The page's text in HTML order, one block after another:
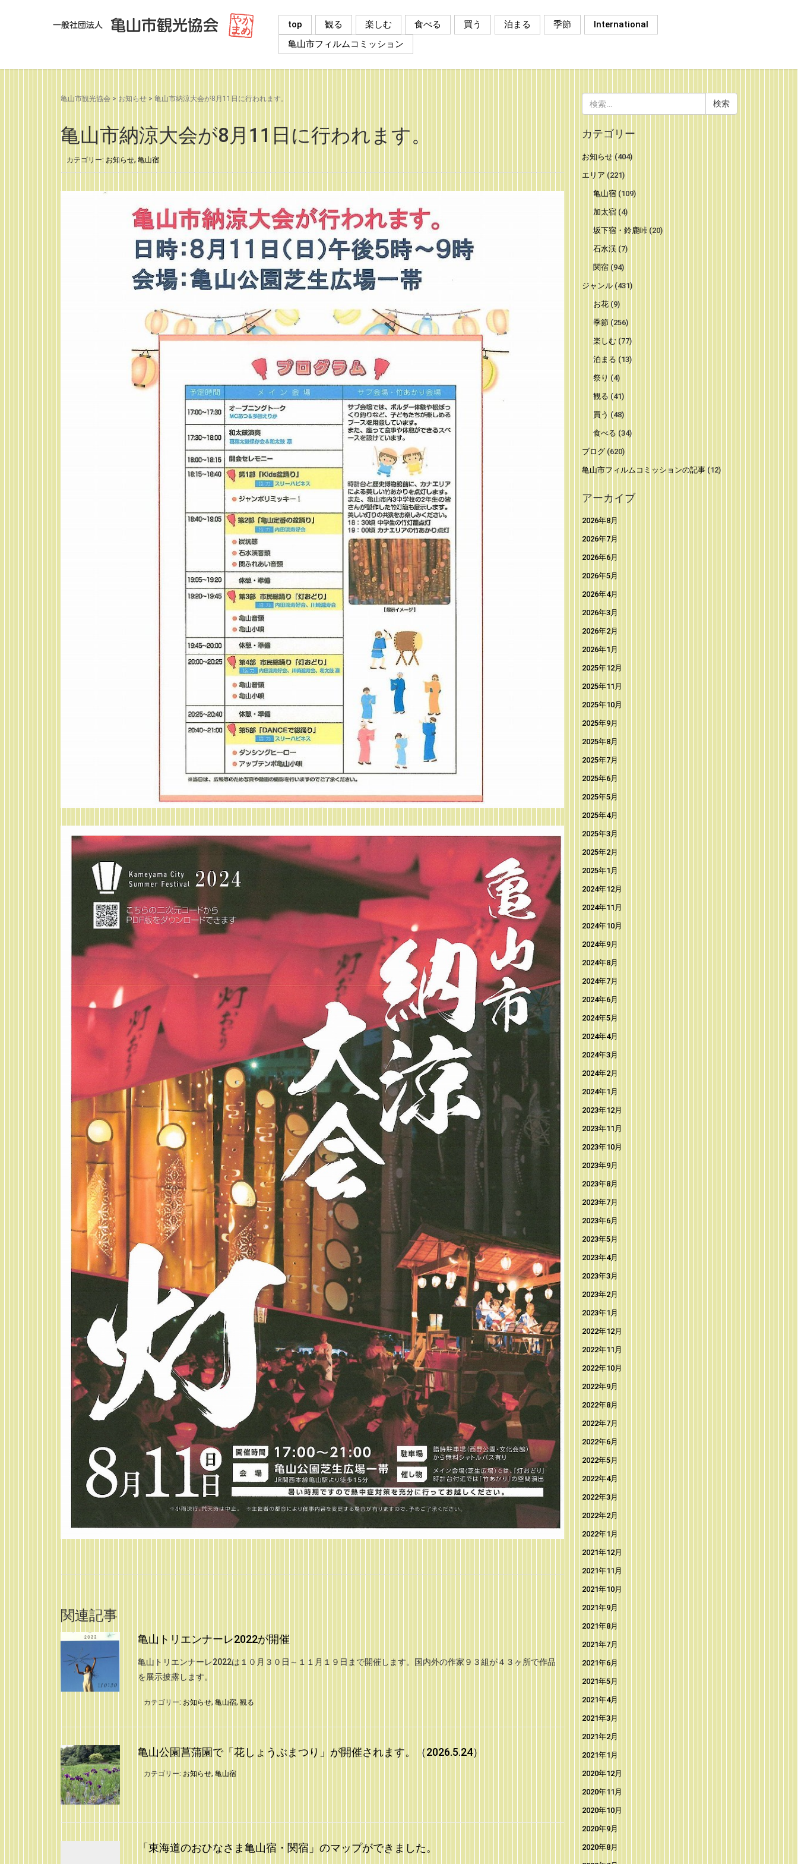
top 観る 楽しむ 食べる 買う 泊まる 季節
International
亀山市フィルムコミッション
亀山市観光協会 > お知らせ > 亀山市納涼大会が8月11日に行われます。
亀山市納涼大会が8月11日に行われます。
カテゴリー: お知らせ, 亀山宿
関連記事
亀山トリエンナーレ2022が開催
亀山トリエンナーレ2022は１０月３０日～１１月１９日まで開催します。国内外の作家９３組が４３ヶ所で作品
を展示披露します。
カテゴリー: お知らせ, 亀山宿, 観る
亀山公園菖蒲園で「花しょうぶまつり」が開催されます。（2026.5.24）
カテゴリー: お知らせ, 亀山宿
「東海道のおひなさま亀山宿・関宿」のマップができました。
索:
カテゴリー
お知らせ(404)
エリア (221)
亀山宿 (109)
加太宿 (4)
坂下宿・鈴鹿峠 (20)
石水渓 (7)
関宿 (94)
ジャンル(431)
お花 (9)
季節 (256)
楽しむ (77)
泊まる (13)
祭り (4)
観る (41)
買う (48)
食べる (34)
ブログ(620)
亀山市フィルムコミッションの記事(12)
アーカイブ
2026年8月
2026年7月
2026年6月
2026年5月
2026年4月
2026年3月
2026年2月
2026年1月
2025年12月
2025年11月
2025年10月
2025年9月
2025年8月
2025年7月
2025年6月
2025年5月
2025年4月
2025年3月
2025年2月
2025年1月
2024年12月
2024年11月
2024年10月
2024年9月
2024年8月
2024年7月
2024年6月
2024年5月
2024年4月
2024年3月
2024年2月
2024年1月
2023年12月
2023年11月
2023年10月
2023年9月
2023年8月
2023年7月
2023年6月
2023年5月
2023年4月
2023年3月
2023年2月
2023年1月
2022年12月
2022年11月
2022年10月
2022年9月
2022年8月
2022年7月
2022年6月
2022年5月
2022年4月
2022年3月
2022年2月
2022年1月
2021年12月
2021年11月
2021年10月
2021年9月
2021年8月
2021年7月
2021年6月
2021年5月
2021年4月
2021年3月
2021年2月
2021年1月
2020年12月
2020年11月
2020年10月
2020年9月
2020年8月